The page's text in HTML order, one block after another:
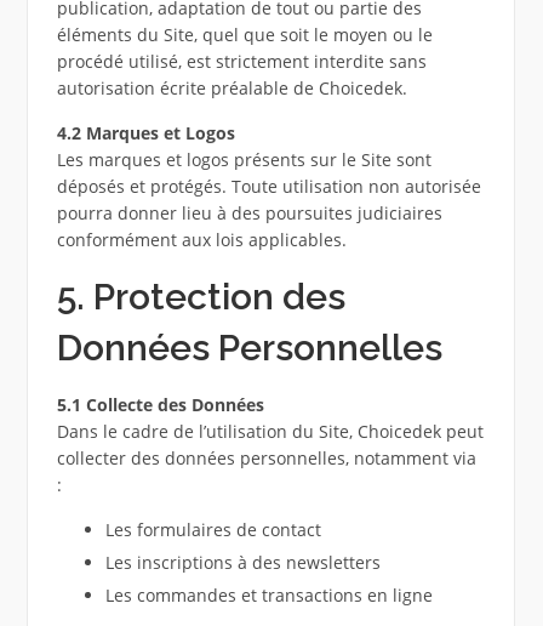
publication, adaptation de tout ou partie des
éléments du Site, quel que soit le moyen ou le
procédé utilisé, est strictement interdite sans
autorisation écrite préalable de Choicedek.
4.2 Marques et Logos
Les marques et logos présents sur le Site sont
déposés et protégés. Toute utilisation non autorisée
pourra donner lieu à des poursuites judiciaires
conformément aux lois applicables.
5. Protection des
Données Personnelles
5.1 Collecte des Données
Dans le cadre de l’utilisation du Site, Choicedek peut
collecter des données personnelles, notamment via
:
Les formulaires de contact
Les inscriptions à des newsletters
Les commandes et transactions en ligne